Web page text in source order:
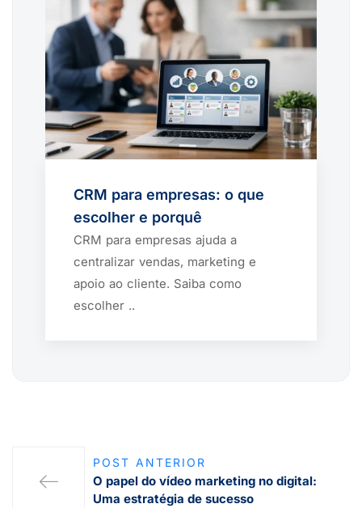
CRM para empresas: o que
escolher e porquê
CRM para empresas ajuda a
centralizar vendas, marketing e
apoio ao cliente. Saiba como
escolher ..
POST ANTERIOR
O papel do vídeo marketing no digital:
Uma estratégia de sucesso